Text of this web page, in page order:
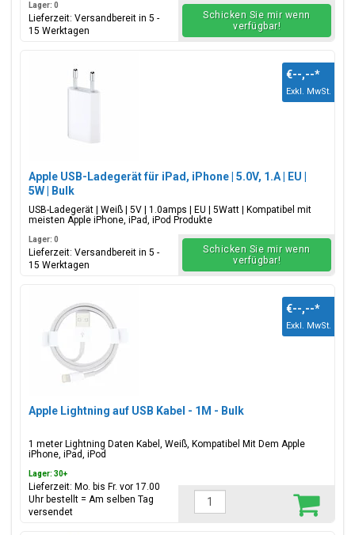
Lager: 0
Lieferzeit: Versandbereit in 5 -
15 Werktagen
Schicken Sie mir wenn
verfügbar!
Apple USB-Ladegerät für iPad, iPhone | 5.0V, 1.A | EU |
5W | Bulk
USB-Ladegerät | Weiß | 5V | 1.0amps | EU | 5Watt | Kompatibel mit
meisten Apple iPhone, iPad, iPod Produkte
€--,--*
Exkl. MwSt.
Lager: 0
Lieferzeit: Versandbereit in 5 -
15 Werktagen
Schicken Sie mir wenn
verfügbar!
Apple Lightning auf USB Kabel - 1M - Bulk
1 meter Lightning Daten Kabel, Weiß, Kompatibel Mit Dem Apple
iPhone, iPad, iPod
€--,--*
Exkl. MwSt.
Lager: 30+
Lieferzeit: Mo. bis Fr. vor 17.00
Uhr bestellt = Am selben Tag
versendet